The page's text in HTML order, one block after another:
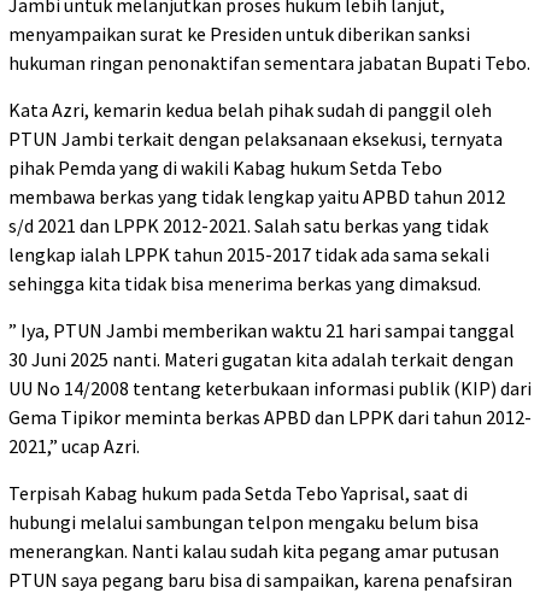
menyampaikan surat ke Presiden untuk diberikan sanksi
hukuman ringan penonaktifan sementara jabatan Bupati Tebo.
Kata Azri, kemarin kedua belah pihak sudah di panggil oleh
PTUN Jambi terkait dengan pelaksanaan eksekusi, ternyata
pihak Pemda yang di wakili Kabag hukum Setda Tebo
membawa berkas yang tidak lengkap yaitu APBD tahun 2012
s/d 2021 dan LPPK 2012-2021. Salah satu berkas yang tidak
lengkap ialah LPPK tahun 2015-2017 tidak ada sama sekali
sehingga kita tidak bisa menerima berkas yang dimaksud.
” Iya, PTUN Jambi memberikan waktu 21 hari sampai tanggal
30 Juni 2025 nanti. Materi gugatan kita adalah terkait dengan
UU No 14/2008 tentang keterbukaan informasi publik (KIP) dari
Gema Tipikor meminta berkas APBD dan LPPK dari tahun 2012-
2021,” ucap Azri.
Terpisah Kabag hukum pada Setda Tebo Yaprisal, saat di
hubungi melalui sambungan telpon mengaku belum bisa
menerangkan. Nanti kalau sudah kita pegang amar putusan
PTUN saya pegang baru bisa di sampaikan, karena penafsiran